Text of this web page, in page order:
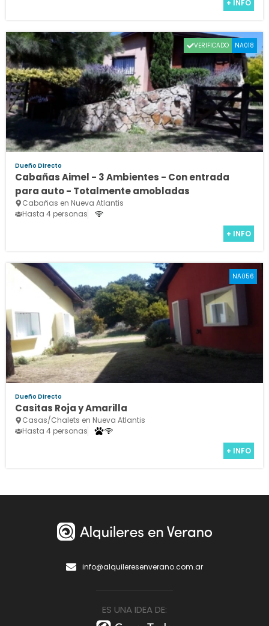
+ INFO
VERIFICADO NA018
Dueño Directo
Cabañas Aimel - 3 Ambientes - Con entrada
para auto - Totalmente amobladas
Cabañas en Nueva Atlantis
Hasta 4 personas
+ INFO
NA056
Dueño Directo
Casitas Roja y Amarilla
Casas/Chalets en Nueva Atlantis
Hasta 4 personas
+ INFO
info@alquileresenverano.com.ar
ES UNA IDEA DE: